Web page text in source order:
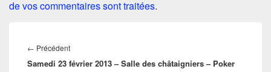
de vos commentaires sont traitées.
de
l’article
← PrécédentArticle
précédent :
Samedi 23 février 2013 – Salle des châtaigniers – Poker